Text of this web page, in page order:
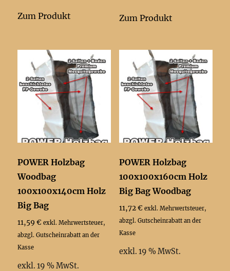
Zum Produkt Zum Produkt
POWER Holzbag
Woodbag
100x100x140cm Holz
Big Bag
11,59€ exkl. Mehrwertsteuer,
abzgl. Gutscheinrabatt an der
Kasse
exkl. 19 % MwSt.
POWER Holzbag
100x100x160cm Holz
Big Bag Woodbag
11,72€ exkl. Mehrwertsteuer,
abzgl. Gutscheinrabatt an der
Kasse
exkl. 19 % MwSt.